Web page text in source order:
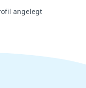
angelegt